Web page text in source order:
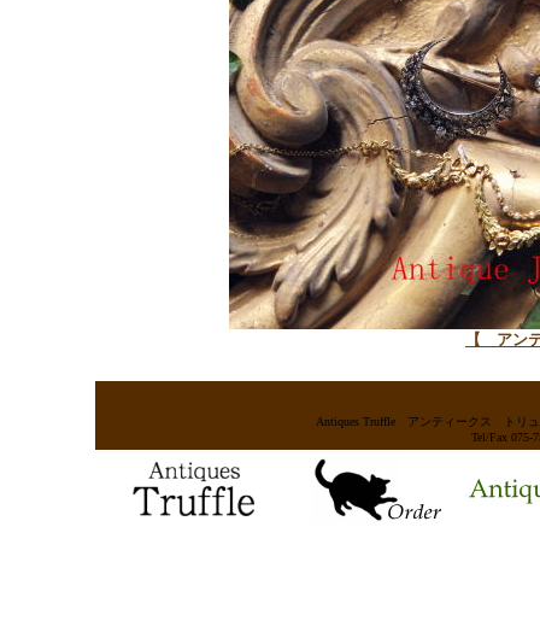
【 アン
Antiques Truffle アンティークス ト
Tel/Fax